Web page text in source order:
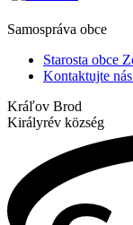
Samospráva obce
Starosta obce
Kontaktujte nás
Kráľov Brod
Királyrév község